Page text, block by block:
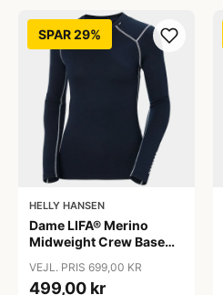
SPAR 29%
HELLY HANSEN
Dame LIFA® Merino
Midweight Crew Base
VEJL. PRIS 699,00 KR
499,00 kr